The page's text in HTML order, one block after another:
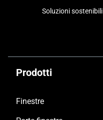
Soluzioni sostenibili
Prodotti
Finestre